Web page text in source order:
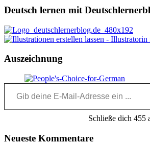
Deutsch lernen mit
Auszeichnung
Gib deine E-Mail-Adresse ein ...
Schließe dich 455
Neueste Kommentare